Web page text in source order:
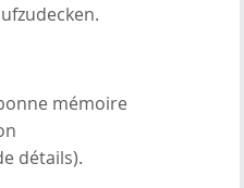
mémoire
détails).